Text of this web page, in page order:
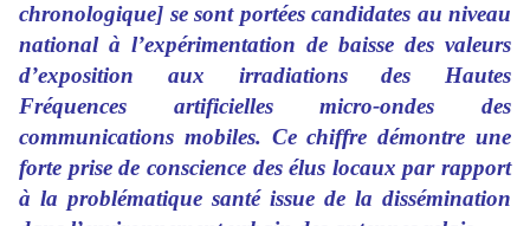
chronologique] se sont portées candidates au niveau
national à l’expérimentation de baisse des valeurs
d’exposition aux irradiations des Hautes
Fréquences artificielles micro-ondes des
communications mobiles. Ce chiffre démontre une
forte prise de conscience des élus locaux par rapport
à la problématique santé issue de la dissémination